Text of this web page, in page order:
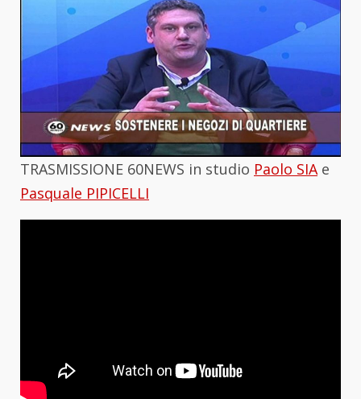
TRASMISSIONE 60NEWS in studio Paolo SIAe
Pasquale PIPICELLI